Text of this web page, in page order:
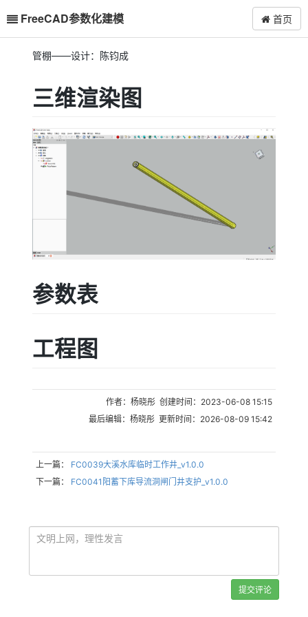
FreeCAD参数化建模 首页
管棚——设计：陈钧成
三维渲染图
参数表
工程图
作者：杨晓彤 创建时间：2023-06-08 15:15
最后编辑：杨晓彤 更新时间：2026-08-09 15:42
上一篇： FC0039大溪水库临时工作井_v1.0.0
下一篇： FC0041阳蓄下库导流洞闸门井支护_v1.0.0
提交评论